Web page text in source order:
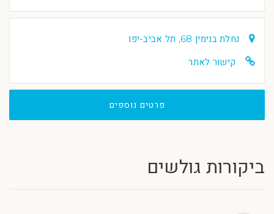
נחלת בנימין 68, תל אביב-יפו
קישור לאתר
פרטים נוספים
ביקורות גולשים